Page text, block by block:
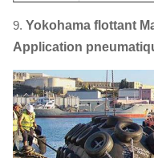
85000 0,17
50000 0,18
40000 0,20
30000 0,22
9. Yokohama flottant
Application